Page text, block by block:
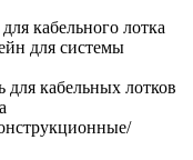
кабельного лотка
для системы
кабельных лотков